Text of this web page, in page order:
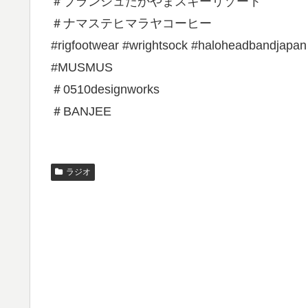
＃ナマステヒマラヤコーヒー
#rigfootwear #wrightsock #haloheadbandjapan
#MUSMUS
＃0510designworks
＃BANJEE
ラジオ